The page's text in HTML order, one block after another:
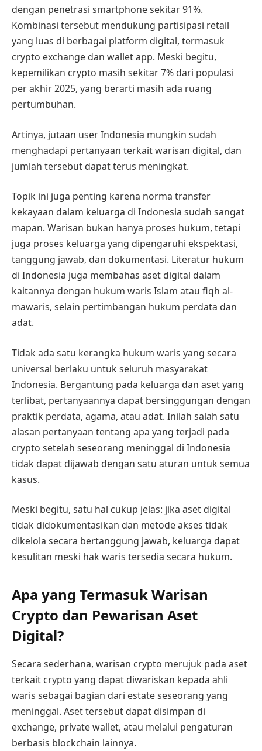
dengan penetrasi smartphone sekitar 91%.
Kombinasi tersebut mendukung partisipasi retail
yang luas di berbagai platform digital, termasuk
crypto exchange dan wallet app. Meski begitu,
kepemilikan crypto masih sekitar 7% dari populasi
per akhir 2025, yang berarti masih ada ruang
pertumbuhan.
Artinya, jutaan user Indonesia mungkin sudah
menghadapi pertanyaan terkait warisan digital, dan
jumlah tersebut dapat terus meningkat.
Topik ini juga penting karena norma transfer
kekayaan dalam keluarga di Indonesia sudah sangat
mapan. Warisan bukan hanya proses hukum, tetapi
juga proses keluarga yang dipengaruhi ekspektasi,
tanggung jawab, dan dokumentasi. Literatur hukum
di Indonesia juga membahas aset digital dalam
kaitannya dengan hukum waris Islam atau fiqh al-
mawaris, selain pertimbangan hukum perdata dan
adat.
Tidak ada satu kerangka hukum waris yang secara
universal berlaku untuk seluruh masyarakat
Indonesia. Bergantung pada keluarga dan aset yang
terlibat, pertanyaannya dapat bersinggungan dengan
praktik perdata, agama, atau adat. Inilah salah satu
alasan pertanyaan tentang apa yang terjadi pada
crypto setelah seseorang meninggal di Indonesia
tidak dapat dijawab dengan satu aturan untuk semua
kasus.
Meski begitu, satu hal cukup jelas: jika aset digital
tidak didokumentasikan dan metode akses tidak
dikelola secara bertanggung jawab, keluarga dapat
kesulitan meski hak waris tersedia secara hukum.
Apa yang Termasuk Warisan
Crypto dan Pewarisan Aset
Digital?
Secara sederhana, warisan crypto merujuk pada aset
terkait crypto yang dapat diwariskan kepada ahli
waris sebagai bagian dari estate seseorang yang
meninggal. Aset tersebut dapat disimpan di
exchange, private wallet, atau melalui pengaturan
berbasis blockchain lainnya.